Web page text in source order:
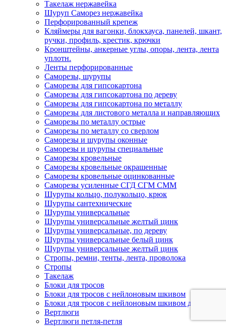
Такелаж нержавейка
Шуруп Саморез нержавейка
Перфорированный крепеж
Кляймеры для вагонки, блокхауса, панелей, шкант,
ручки, профиль, крестик, крючки
Кронштейны, анкерные углы, опоры, лента, лента
уплотн.
Ленты перфорированные
Саморезы, шурупы
Саморезы для гипсокартона
Саморезы для гипсокартона по дереву
Саморезы для гипсокартона по металлу
Саморезы для листового металла и направляющих
Саморезы по металлу острые
Саморезы по металлу со сверлом
Саморезы и шурупы оконные
Саморезы и шурупы специальные
Саморезы кровельные
Саморезы кровельные окрашенные
Саморезы кровельные оцинкованные
Саморезы усиленные СГД СГМ СММ
Шурупы кольцо, полукольцо, крюк
Шурупы сантехнические
Шурупы универсальные
Шурупы универсальные желтый цинк
Шурупы универсальные, по дереву
Шурупы универсальные белый цинк
Шурупы универсальные желтый цинк
Стропы, ремни, тенты, лента, проволока
Стропы
Такелаж
Блоки для тросов
Блоки для тросов с нейлоновым шкивом
Блоки для тросов с нейлоновым шкивом двойные
Вертлюги
Вертлюги петля-петля